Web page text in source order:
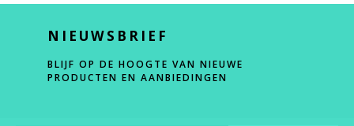
NIEUWSBRIEF
BLIJF OP DE HOOGTE VAN NIEUWE
PRODUCTEN EN AANBIEDINGEN